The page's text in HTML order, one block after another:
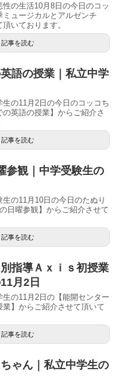
性の生活10月8日の今日のコッ
ミュージカルとアルゼンチ
いております。
記事を読む
語の授業｜私立中学
生の11月2日の今日のコッコち
英語の授業】からご紹介さ
記事を読む
参観｜中学受験生の
の11月10日の今日のたぬり
日曜参観】からご紹介させて
記事を読む
指導Ａｘｉｓ初授業
月2日
生の11月2日の【能開センター
】からご紹介させて頂いて
記事を読む
ゃん｜私立中学生の